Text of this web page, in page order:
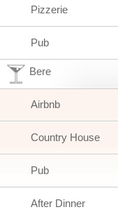
Pizzerie
Pub
Bere
Airbnb
Country House
Pub
After Dinner